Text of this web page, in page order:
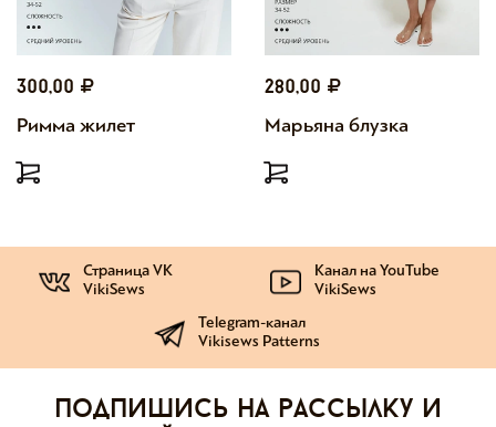
300,00
Римма жилет
280,00
Марьяна блузка
Страница VK
VikiSews
Канал на YouTube
VikiSews
Telegram-канал
Vikisews Patterns
Подпишись на рассылку и